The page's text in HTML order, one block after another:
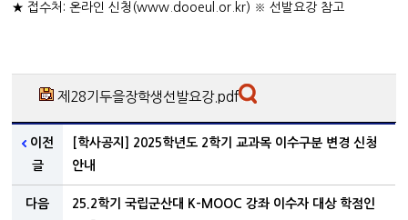
★ 접수처: 온라인 신청(www.dooeul.or.kr) ※ 선발요강 참고
제28기두을장학생선발요강.pdf
이전
글
[학사공지] 2025학년도 2학기 교과목 이수구분 변경 신청
안내
다음 25.2학기 국립군산대 K-MOOC 강좌 이수자 대상 학점인